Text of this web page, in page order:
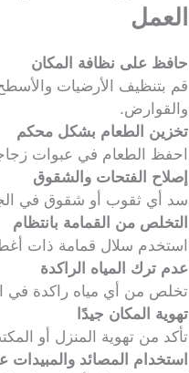
العمل
حافظ على نظافة المكان
قم بتنظيف الأرضيات
والقوارض.
تخزين الطعام بشكل محكم
احفظ الطعام في عبوات
إصلاح الفتحات والشقوق
سد أي ثقوب أو شقوق في
التخلص من القمامة بانتظام
استخدم سلال قمامة ذات
عدم ترك المياه الراكدة
تخلص من أي مياه راكدة في
تهوية المكان جيدًا
تأكد من تهوية المنزل أو
استخدام المصائد والمبيدات